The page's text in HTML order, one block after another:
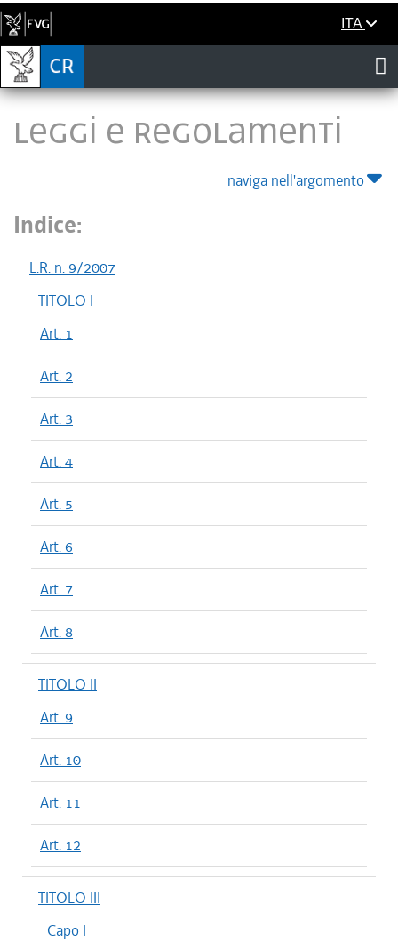
ITA
LEGGI E REGOLAMENTI
naviga nell'argomento
Indice:
L.R. n. 9/2007
TITOLO I
Art. 1
Art. 2
Art. 3
Art. 4
Art. 5
Art. 6
Art. 7
Art. 8
TITOLO II
Art. 9
Art. 10
Art. 11
Art. 12
TITOLO III
Capo I